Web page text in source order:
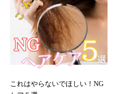
これはやらないでほしい！NG